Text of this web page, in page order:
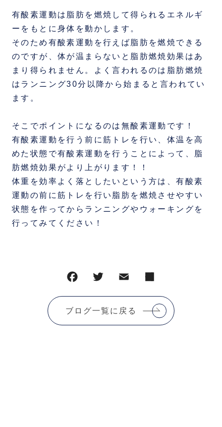
有酸素運動は脂肪を燃焼して得られるエネルギ
ーをもとに身体を動かします。
そのため有酸素運動を行えば脂肪を燃焼できる
のですが、体が温まらないと脂肪燃焼効果はあ
まり得られません。よく言われるのは脂肪燃焼
はランニング30分以降から始まると言われてい
ます。
そこでポイントになるのは無酸素運動です！
有酸素運動を行う前に筋トレを行い、体温を高
めた状態で有酸素運動を行うことによって、脂
肪燃焼効果がより上がります！！
体重を効率よく落としたいという方は、有酸素
運動の前に筋トレを行い脂肪を燃焼させやすい
状態を作ってからランニングやウォーキングを
行ってみてください！
ブログ一覧に戻る